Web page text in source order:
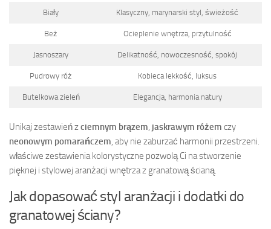
Biały Klasyczny, marynarski styl, świeżość
Beż Ocieplenie wnętrza, przytulność
Jasnoszary Delikatność, nowoczesność, spokój
Pudrowy róż Kobieca lekkość, luksus
Butelkowa zieleń Elegancja, harmonia natury
Unikaj zestawień zciemnym brązem, jaskrawym różem czy
neonowym pomarańczem, aby nie zaburzać harmonii przestrzeni.
właściwe zestawienia kolorystyczne pozwolą Ci na stworzenie
pięknej i stylowej aranżacji wnętrza z granatową ścianą.
Jak dopasować styl aranżacji i dodatki do
granatowej ściany?